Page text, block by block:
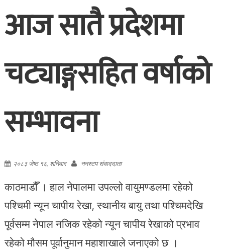
आज सातै प्रदेशमा
चट्याङ्गसहित वर्षाको
सम्भावना
२०८३ जेष्ठ १६, शनिवार ननस्टप संवाददाता
काठमाडौँ । हाल नेपालमा उपल्लो वायुमण्डलमा रहेको
पश्चिमी न्यून चापीय रेखा, स्थानीय बायु तथा पश्चिमदेखि
पूर्वसम्म नेपाल नजिक रहेको न्यून चापीय रेखाको प्रभाव
रहेको मौसम पूर्वानुमान महाशाखाले जनाएको छ ।